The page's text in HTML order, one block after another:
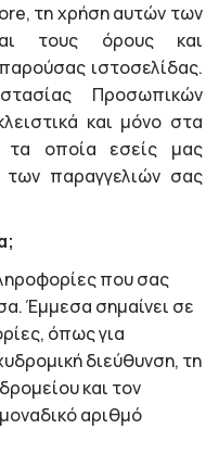
τη χρήση αυτών των
τους όρους και
ιστοσελίδας.
Προσωπικών
και μόνο στα
τα οποία εσείς μας
των παραγγελιών σας
που σας
Έμμεσα σημαίνει σε
όπως για
διεύθυνση, τη
και τον
αριθμό